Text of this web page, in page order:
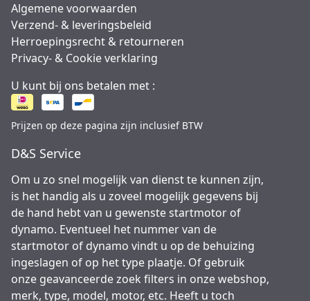
Algemene voorwaarden
Verzend- & leveringsbeleid
Herroepingsrecht & retourneren
Privacy- & Cookie verklaring
U kunt bij ons betalen met :
Prijzen op deze pagina zijn inclusief BTW
D&S Service
Om u zo snel mogelijk van dienst te kunnen zijn,
is het handig als u zoveel mogelijk gegevens bij
de hand hebt van u gewenste startmotor of
dynamo. Eventueel het nummer van de
startmotor of dynamo vindt u op de behuizing
ingeslagen of op het type plaatje. Of gebruik
onze geavanceerde zoek filters in onze webshop,
merk, type, model, motor, etc. Heeft u toch